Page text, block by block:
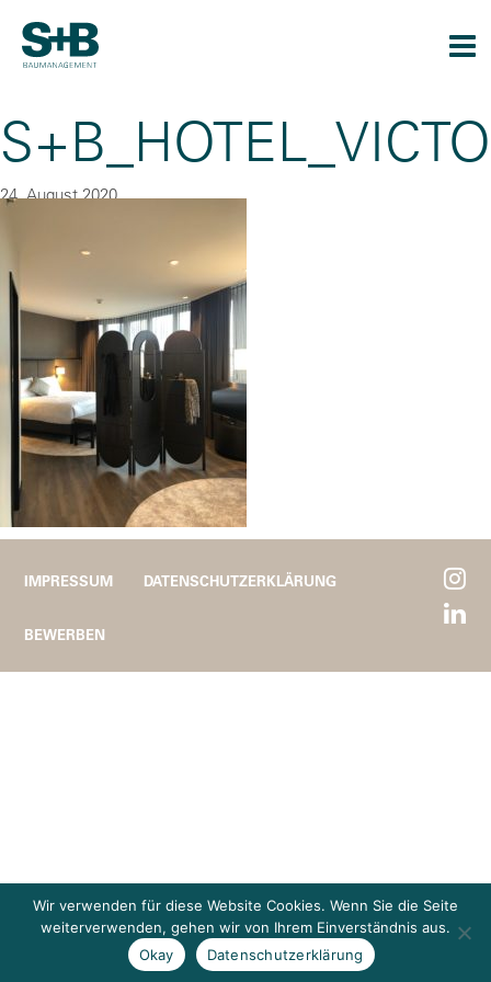
24. August 2020
IMPRESSUM DATENSCHUTZERKLÄRUNG
BEWERBEN
Wir verwenden für diese Website Cookies. Wenn Sie die Seite
weiterverwenden, gehen wir von Ihrem Einverständnis aus.
Okay
Datenschutzerklärung